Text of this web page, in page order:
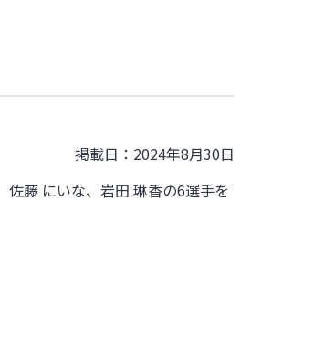
掲載日：2024年8月30日
佐藤 にいな、 岩田 琳香の6選手を